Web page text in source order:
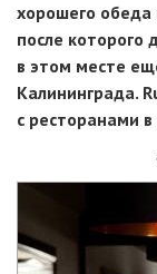
хорошего обеда
после которого
в этом месте
Калининграда.
с ресторанами